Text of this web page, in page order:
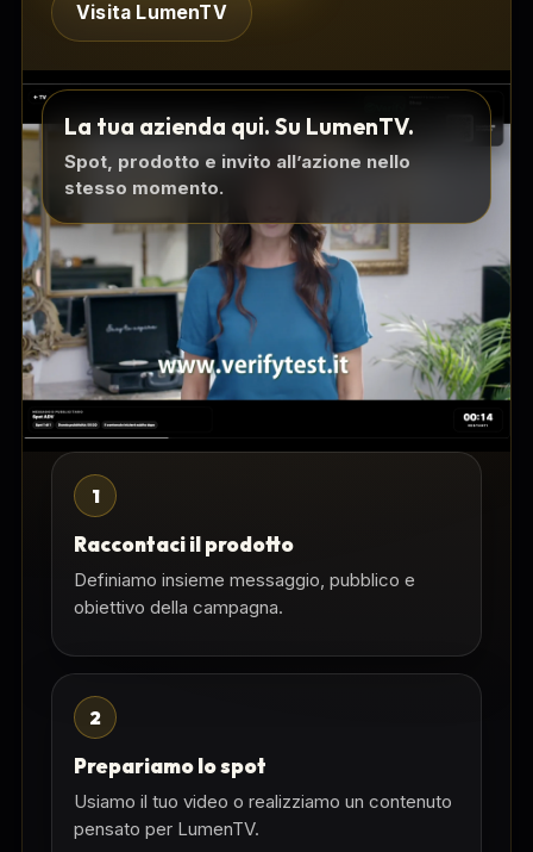
Visita LumenTV
La tua azienda qui. Su LumenTV.
Spot, prodotto e invito all’azione nello
stesso momento.
1
Raccontaci il prodotto
Definiamo insieme messaggio, pubblico e
obiettivo della campagna.
2
Prepariamo lo spot
Usiamo il tuo video o realizziamo un contenuto
pensato per LumenTV.